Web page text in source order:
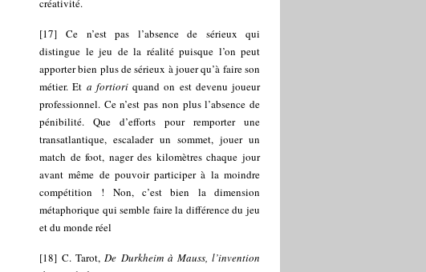
créativité.
[17]Ce n’est pas l’absence de sérieux qui
distingue le jeu de la réalité puisque l’on peut
apporter bien plus de sérieux à jouer qu’à faire son
métier. Et a fortioriquand on est devenu joueur
professionnel. Ce n’est pas non plus l’absence de
pénibilité. Que d’efforts pour remporter une
transatlantique, escalader un sommet, jouer un
match de foot, nager des kilomètres chaque jour
avant même de pouvoir participer à la moindre
compétition ! Non, c’est bien la dimension
métaphorique qui semble faire la différence du jeu
et du monde réel
[18]C. Tarot,De Durkheim à Mauss, l’invention